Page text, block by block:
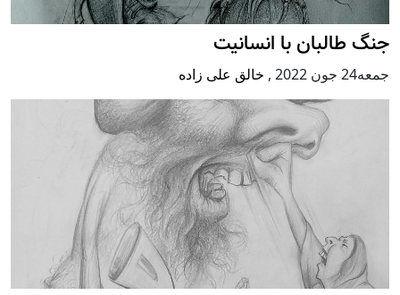
جنگ طالبان با انسانیت
جمعه24 جون 2022 , خالق علی زاده